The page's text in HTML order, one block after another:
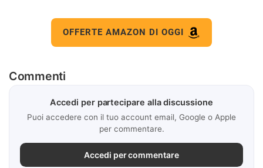
OFFERTE AMAZON DI OGGI
Commenti
Accedi per partecipare alla discussione
Puoi accedere con il tuo account email, Google o Apple
per commentare.
Accedi per commentare